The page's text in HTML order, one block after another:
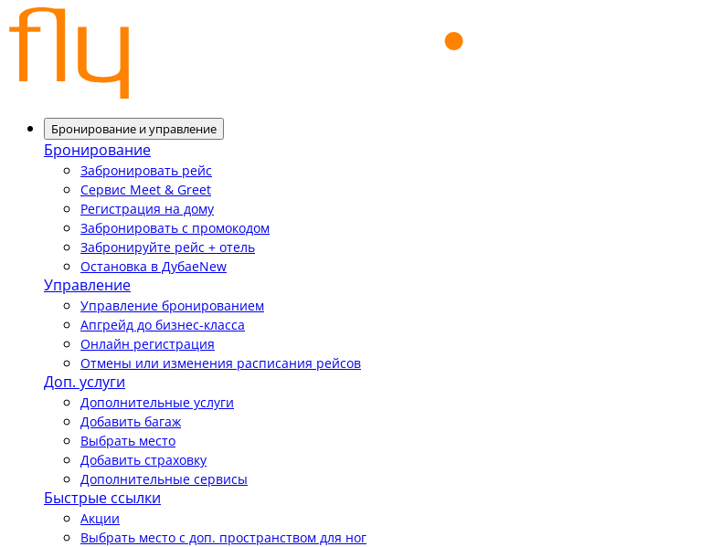
Бронирование и управление
Бронирование
Забронировать рейс
Сервис Meet & Greet
Регистрация на дому
Забронировать с промокодом
Забронируйте рейс + отель
Остановка в ДубаеNew
Управление
Управление бронированием
Апгрейд до бизнес-класса
Онлайн регистрация
Отмены или изменения расписания рейсов
Доп. услуги
Дополнительные услуги
Добавить багаж
Выбрать место
Добавить страховку
Дополнительные сервисы
Быстрые ссылки
Акции
Выбрать место с доп. пространством для ног